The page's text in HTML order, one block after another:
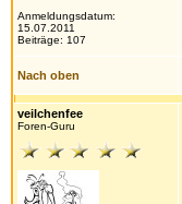
Anmeldungsdatum:
15.07.2011
Beiträge: 107
Nach oben
veilchenfee
Foren-Guru